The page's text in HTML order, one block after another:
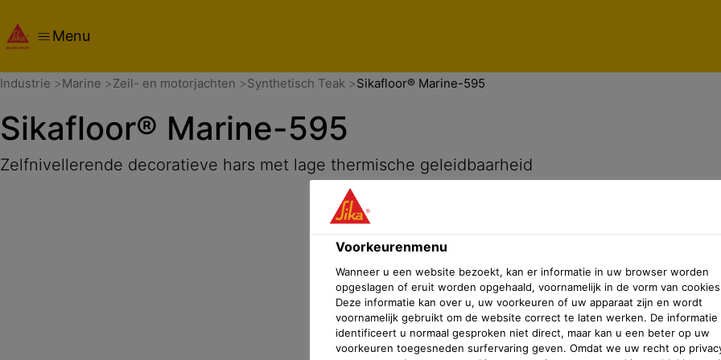
Menu
Industrie Marine Zeil- en motorjachten Synthetisch Teak Sikafloor® Marine-595
Sikafloor® Marine-595
Zelfnivellerende decoratieve hars met lage thermische geleidbaarheid
Voorkeurenmenu
Wanneer u een website bezoekt, kan er informatie in uw browser worden
opgeslagen of eruit worden opgehaald, voornamelijk in de vorm van
Deze informatie kan over u, uw voorkeuren of uw apparaat zijn en wordt
voornamelijk gebruikt om de website correct te laten werken. De informatie
identificeert u normaal gesproken niet direct, maar kan u een beter op uw
voorkeuren toegesneden surfervaring geven. Omdat we uw recht op
SamenvattingProduct detailsApplicatieDocumentenVoorkeurenmenu